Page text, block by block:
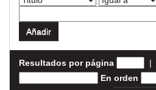
Resultados por página |
En orden